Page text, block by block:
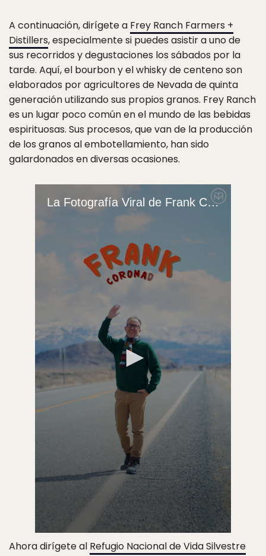
A continuación, dirígete a Frey Ranch Farmers +
Distillers, especialmente si puedes asistir a uno de
sus recorridos y degustaciones los sábados por la
tarde. Aquí, el bourbon y el whisky de centeno son
elaborados por agricultores de Nevada de quinta
generación utilizando sus propios granos. Frey Ranch
es un lugar poco común en el mundo de las bebidas
espirituosas. Sus procesos, que van de la producción
de los granos al embotellamiento, han sido
galardonados en diversas ocasiones.
Ahora dirígete al Refugio Nacional de Vida Silvestre